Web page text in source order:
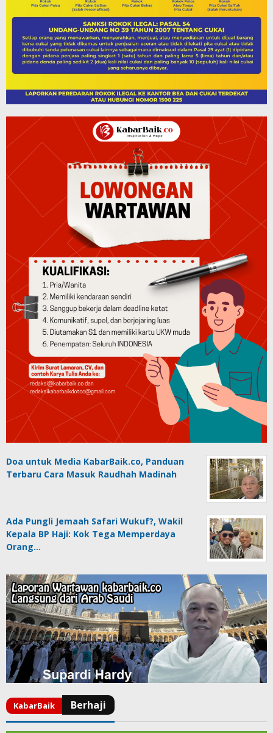
Doa untuk Media KabarBaik.co, Panduan
Terbaru Cara Masuk Raudhah Madinah
Ada Pungli Jemaah Safari Wukuf?, Wakil
Kepala BP Haji: Kok Tega Memperdaya
Orang…